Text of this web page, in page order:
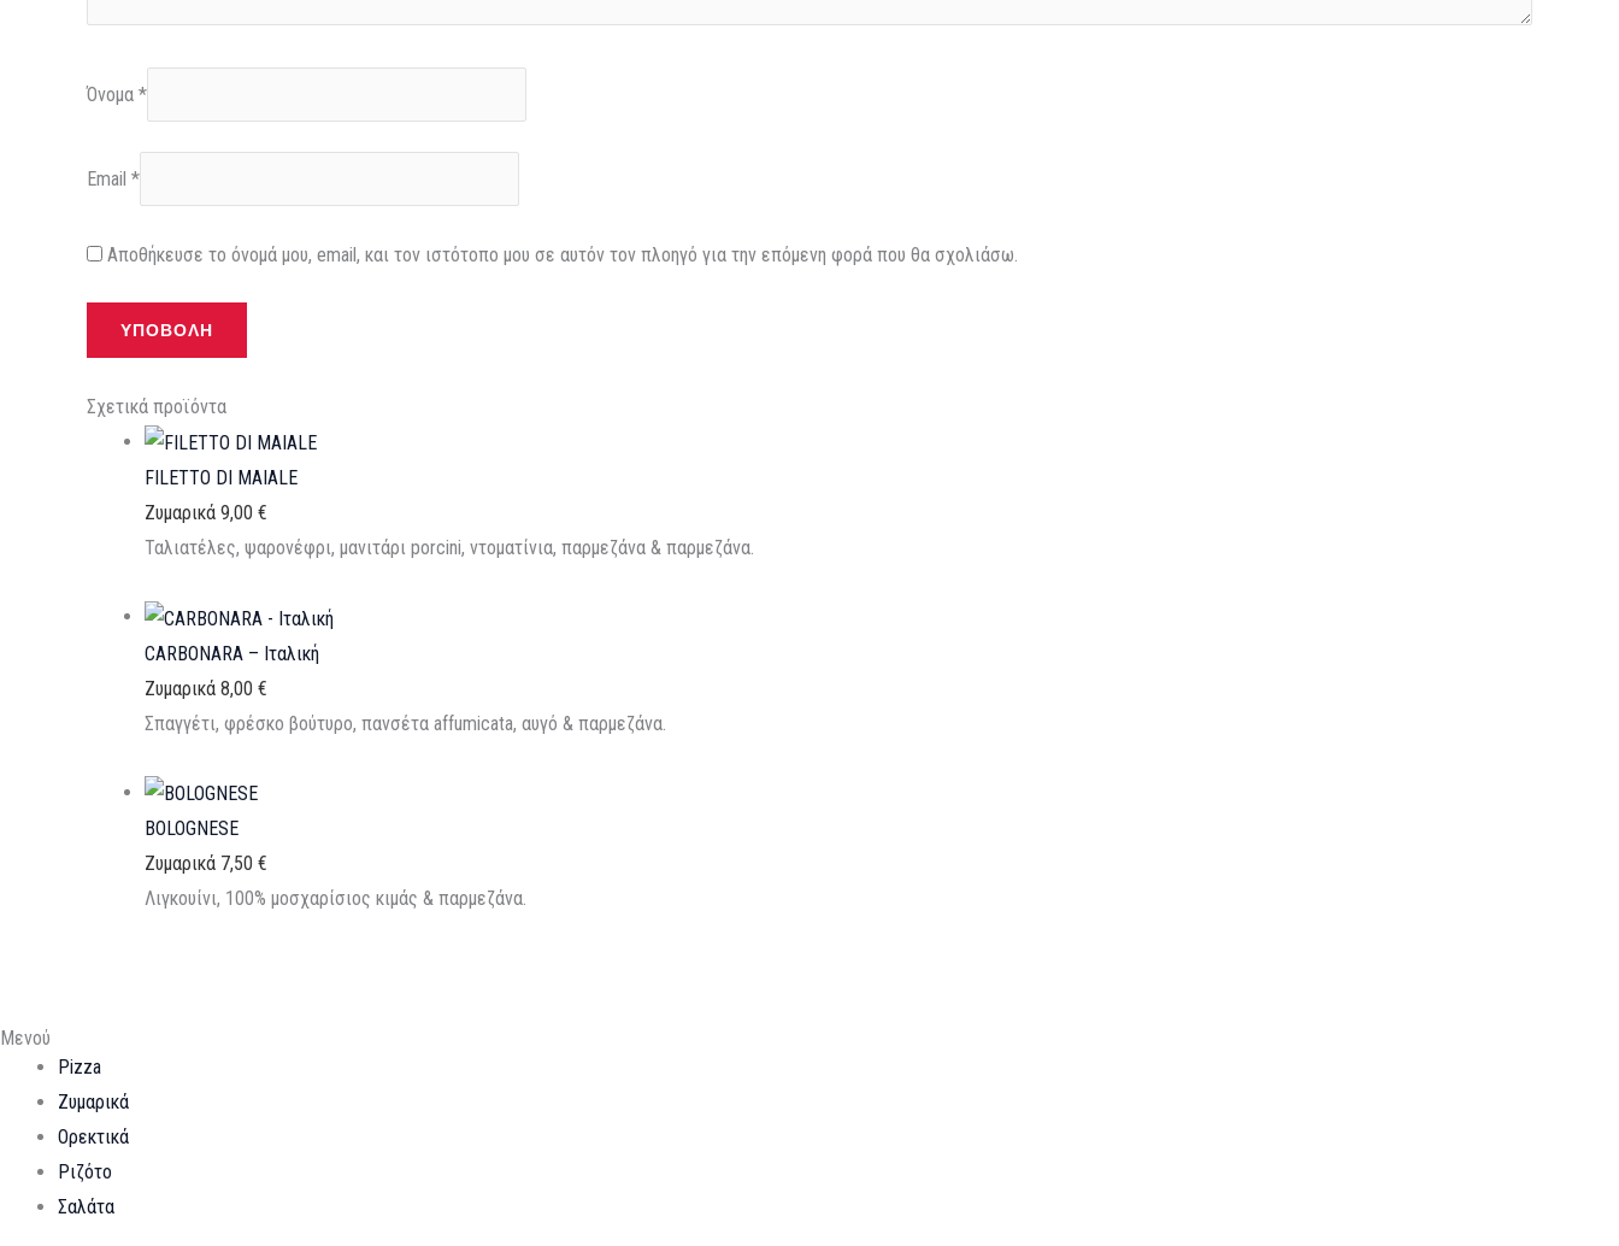
Όνομα *
Email *
Αποθήκευσε το όνομά μου, email, και τον ιστότοπο μου σε αυτόν τον πλοηγό για την επόμενη φορά που θα σχολιάσω.
Σχετικά προϊόντα
FILETTO DI MAIALE
Ζυμαρικά 9,00 €
Ταλιατέλες, ψαρονέφρι, μανιτάρι porcini, ντοματίνια, παρμεζάνα & παρμεζάνα.
CARBONARA – Ιταλική
Ζυμαρικά 8,00 €
Σπαγγέτι, φρέσκο βούτυρο, πανσέτα affumicata, αυγό & παρμεζάνα.
BOLOGNESE
Ζυμαρικά 7,50 €
Λιγκουίνι, 100% μοσχαρίσιος κιμάς & παρμεζάνα.
Μενού
Pizza
Ζυμαρικά
Ορεκτικά
Ριζότο
Σαλάτα